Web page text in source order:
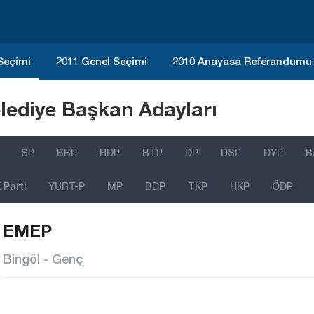
2011 Genel Seçimi 2010 Anayasa Referandumu
Başkan Adayları
SP BBP HDP BTP DP DSP DYP
Parti YURT-P MP BDP TKP HKP ÖDP
EMEP
Bingöl - Genç